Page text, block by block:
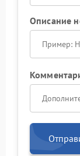
Описание